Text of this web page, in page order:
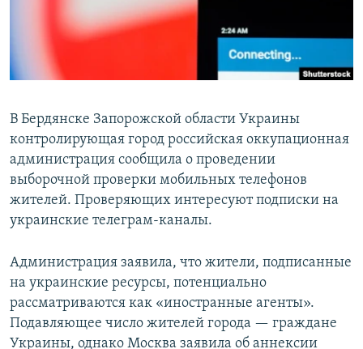
ПОБЕДИТЕЛЕЙ НЕ СУДЯТ?
КРЫМ.НЕПОКОРЕННЫЙ
ELIFBE
ПРИСОЕДИНЯЙТЕСЬ!
Все сайты RFE/RL
В Бердянске Запорожской области Украины
контролирующая город российская оккупационная
администрация сообщила о проведении
выборочной проверки мобильных телефонов
жителей. Проверяющих интересуют подписки на
украинские телеграм-каналы.
Администрация заявила, что жители, подписанные
на украинские ресурсы, потенциально
рассматриваются как «иностранные агенты».
Подавляющее число жителей города — граждане
Украины, однако Москва заявила об аннексии